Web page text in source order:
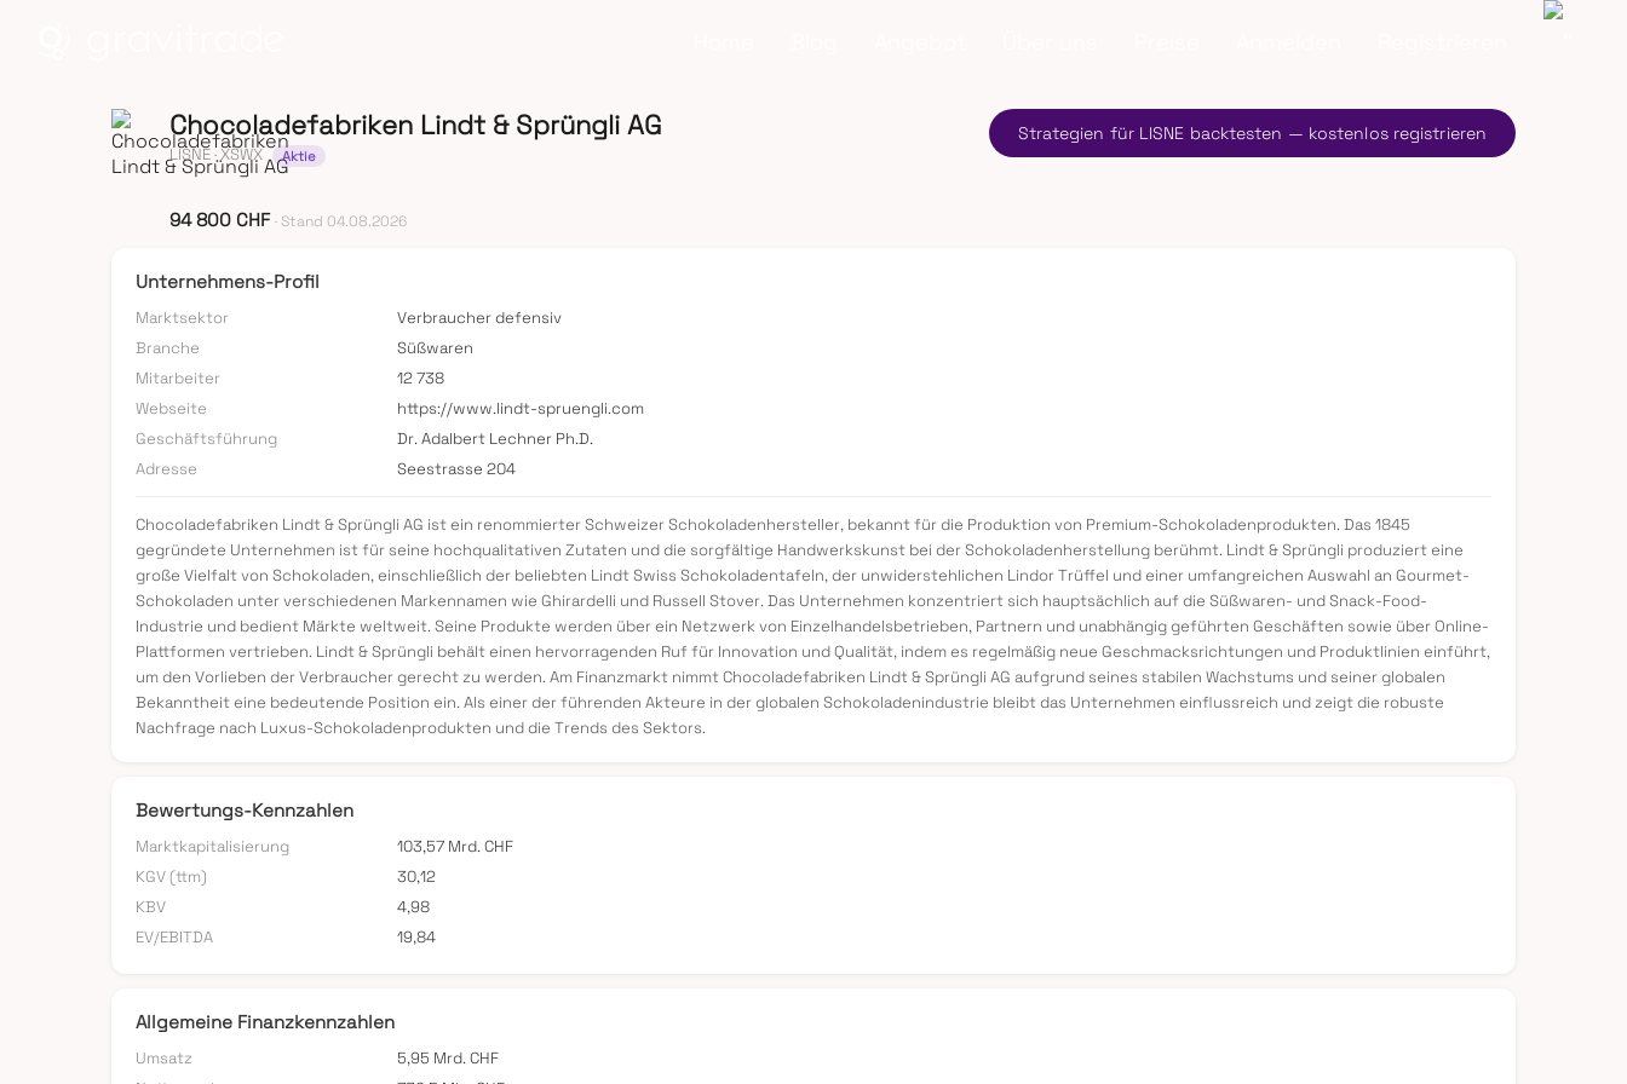
Chocoladefabriken Lindt & Sprüngli AG
LISNE· XSWX Aktie
94 800 CHF· Stand 04.08.2026
Strategien für LISNE backtesten — kostenlos registrieren
Unternehmens-Profil
Marktsektor
Verbraucher defensiv
Branche
Süßwaren
Mitarbeiter
12 738
Webseite
https://www.lindt-spruengli.com
Geschäftsführung
Dr. Adalbert Lechner Ph.D.
Adresse
Seestrasse 204
Chocoladefabriken Lindt & Sprüngli AG ist ein renommierter Schweizer Schokoladenhersteller, bekannt für die Produktion von Premium-Schokoladenprodukten. Das 1845
gegründete Unternehmen ist für seine hochqualitativen Zutaten und die sorgfältige Handwerkskunst bei der Schokoladenherstellung berühmt. Lindt & Sprüngli produziert eine
große Vielfalt von Schokoladen, einschließlich der beliebten Lindt Swiss Schokoladentafeln, der unwiderstehlichen Lindor Trüffel und einer umfangreichen Auswahl an Gourmet-
Schokoladen unter verschiedenen Markennamen wie Ghirardelli und Russell Stover. Das Unternehmen konzentriert sich hauptsächlich auf die Süßwaren- und Snack-Food-
Industrie und bedient Märkte weltweit. Seine Produkte werden über ein Netzwerk von Einzelhandelsbetrieben, Partnern und unabhängig geführten Geschäften sowie über Online-
Plattformen vertrieben. Lindt & Sprüngli behält einen hervorragenden Ruf für Innovation und Qualität, indem es regelmäßig neue Geschmacksrichtungen und Produktlinien einführt,
um den Vorlieben der Verbraucher gerecht zu werden. Am Finanzmarkt nimmt Chocoladefabriken Lindt & Sprüngli AG aufgrund seines stabilen Wachstums und seiner globalen
Bekanntheit eine bedeutende Position ein. Als einer der führenden Akteure in der globalen Schokoladenindustrie bleibt das Unternehmen einflussreich und zeigt die robuste
Nachfrage nach Luxus-Schokoladenprodukten und die Trends des Sektors.
Bewertungs-Kennzahlen
Marktkapitalisierung
103,57 Mrd. CHF
KGV (ttm)
30,12
KBV
4,98
EV/EBITDA
19,84
Allgemeine Finanzkennzahlen
Umsatz
5,95 Mrd. CHF